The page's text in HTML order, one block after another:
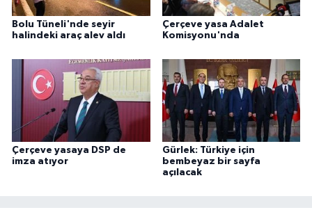
Bolu Tüneli'nde seyir
halindeki araç alev aldı
Çerçeve yasa Adalet
Komisyonu'nda
Çerçeve yasaya DSP de
imza atıyor
Gürlek: Türkiye için
bembeyaz bir sayfa
açılacak